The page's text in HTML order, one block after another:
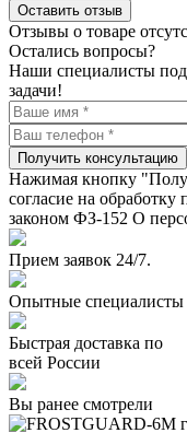
Оставить отзыв
Отзывы о товаре
Остались вопросы?
Наши специалисты
задачи!
Получить консультацию
Нажимая кнопку
согласие на
законом ФЗ-152 О
Прием заявок 24/7.
Опытные специалисты
Быстрая доставка по
всей России
Вы ранее смотрели